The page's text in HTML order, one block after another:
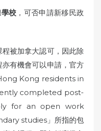
校 ，可否申請新移民政
被加拿大認可，因此除
有機會可以申請，官方
Kong residents in
completed post-
for an open work
studies」所指的包